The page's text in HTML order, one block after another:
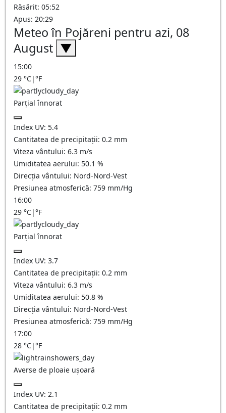
Răsărit: 05:52
Apus: 20:29
Meteo în Pojăreni pentru azi, 08
August ▼
15:00
29 °C|°F
Parțial înnorat
Index UV: 5.4
Cantitatea de precipitații: 0.2 mm
Viteza vântului: 6.3 m/s
Umiditatea aerului: 50.1 %
Direcția vântului: Nord-Nord-Vest
Presiunea atmosferică: 759 mm/Hg
16:00
29 °C|°F
Parțial înnorat
Index UV: 3.7
Cantitatea de precipitații: 0.2 mm
Viteza vântului: 6.3 m/s
Umiditatea aerului: 50.8 %
Direcția vântului: Nord-Nord-Vest
Presiunea atmosferică: 759 mm/Hg
17:00
28 °C|°F
Averse de ploaie ușoară
Index UV: 2.1
Cantitatea de precipitații: 0.2 mm